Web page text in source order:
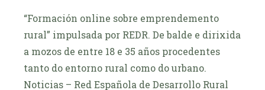
“Formación online sobre emprendemento
rural” impulsada por REDR. De balde e dirixida
a mozos de entre 18 e 35 años procedentes
tanto do entorno rural como do urbano.
Noticias – Red Española de Desarrollo Rural